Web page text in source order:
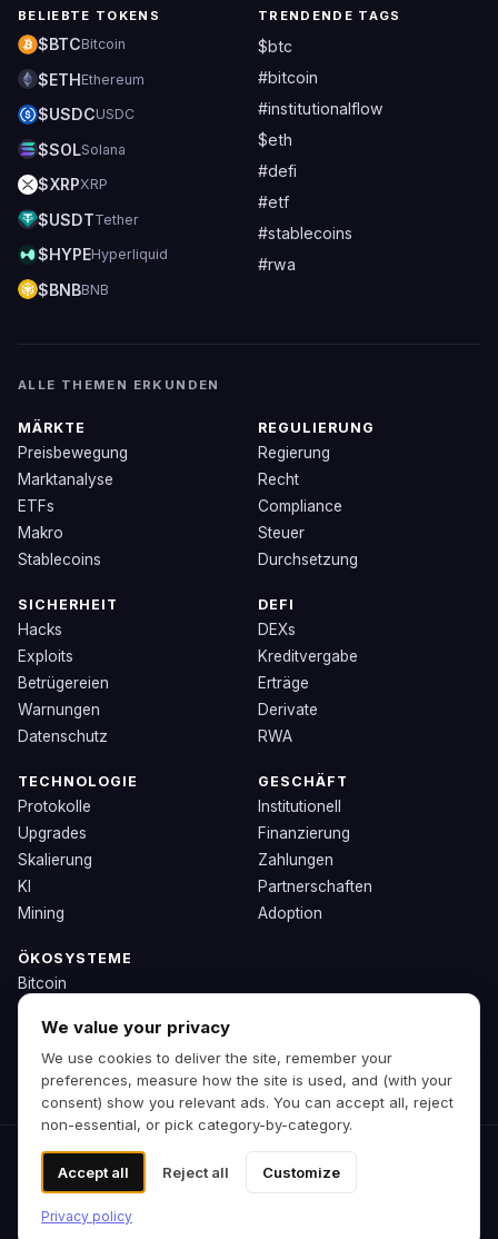
BELIEBTE TOKENS
$BTCBitcoin
$ETHEthereum
$USDCUSDC
$SOLSolana
$XRPXRP
$USDTTether
$HYPEHyperliquid
$BNBBNB
TRENDENDE TAGS
$btc
#bitcoin
#institutionalflow
$eth
#defi
#etf
#stablecoins
#rwa
ALLE THEMEN ERKUNDEN
MÄRKTE
Preisbewegung
Marktanalyse
ETFs
Makro
Stablecoins
REGULIERUNG
Regierung
Recht
Compliance
Steuer
Durchsetzung
SICHERHEIT
Hacks
Exploits
Betrügereien
Warnungen
Datenschutz
DEFI
DEXs
Kreditvergabe
Erträge
Derivate
RWA
TECHNOLOGIE
Protokolle
Upgrades
Skalierung
KI
Mining
GESCHÄFT
Institutionell
Finanzierung
Zahlungen
Partnerschaften
Adoption
ÖKOSYSTEME
Bitcoin
Ethereum
Solana
BNB
Andere Chains
© 2026 Zipp. Vorschau-Build.
Keine Finanzberatung.
Cookie-Einstellungen
We value your privacy
We use cookies to deliver the site, remember your
preferences, measure how the site is used, and (with your
consent) show you relevant ads. You can accept all, reject
non-essential, or pick category-by-category.
Accept all Reject all Customize
Privacy policy